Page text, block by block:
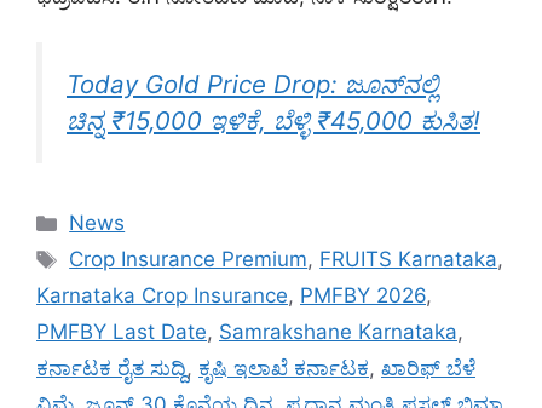
Today Gold Price Drop: ಜೂನ್‌ನಲ್ಲಿ
ಚಿನ್ನ ₹15,000 ಇಳಿಕೆ, ಬೆಳ್ಳಿ ₹45,000 ಕುಸಿತ!
Categories
News
Tags
Crop Insurance Premium, FRUITS Karnataka,
Karnataka Crop Insurance, PMFBY 2026,
PMFBY Last Date, Samrakshane Karnataka,
ಕರ್ನಾಟಕ ರೈತ ಸುದ್ದಿ, ಕೃಷಿ ಇಲಾಖೆ ಕರ್ನಾಟಕ, ಖಾರಿಫ್ ಬೆಳೆ